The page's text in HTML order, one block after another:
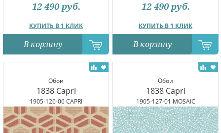
КУПИТЬ В 1 КЛИК
12 490 руб.
В корзину
КУПИТЬ В 1 КЛИК
12 490 руб.
В корзину
Обои
1838 Capri
1905-126-06 CAPRI
Обои
1838 Capri
1905-127-01 MOSAIC